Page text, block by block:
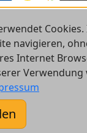
navigieren,
Internet
Verwendung